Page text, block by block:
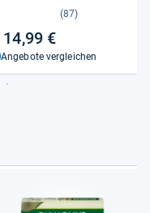
(87)
14,99 €
Angebote vergleichen